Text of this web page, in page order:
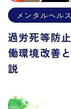
メンタルヘルス
過労死等防
働環境改善
説